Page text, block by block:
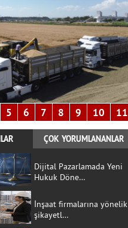
Aydemir
Öncesi Yapmanız
Gözalan
5 6 7 8 9 10 11
ÇOK YORUMLANANLAR
Dijital Pazarlamada Yeni
Hukuk Döne…
İnşaat firmalarına yönelik
şikayetl…